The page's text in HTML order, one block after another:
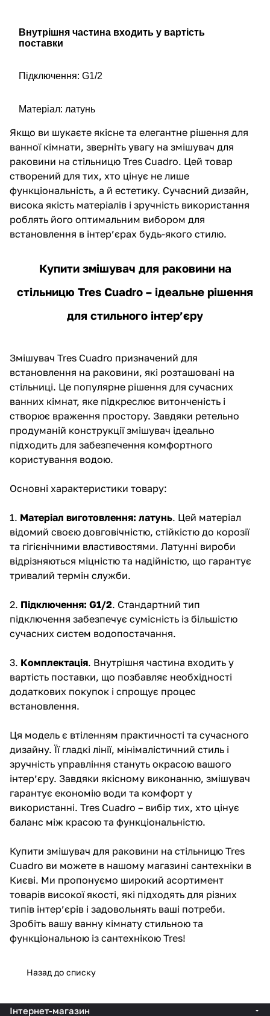
Внутрішня частина входить у вартість
поставки
Підключення: G1/2
Матеріал: латунь
Якщо ви шукаєте якісне та елегантне рішення для
ванної кімнати, зверніть увагу на змішувач для
раковини на стільницю Tres Cuadro. Цей товар
створений для тих, хто цінує не лише
функціональність, а й естетику. Сучасний дизайн,
висока якість матеріалів і зручність використання
роблять його оптимальним вибором для
встановлення в інтер’єрах будь-якого стилю.
Купити змішувач для раковини на
стільницю Tres Cuadro – ідеальне рішення
для стильного інтер’єру
Змішувач Tres Cuadro призначений для
встановлення на раковини, які розташовані на
стільниці. Це популярне рішення для сучасних
ванних кімнат, яке підкреслює витонченість і
створює враження простору. Завдяки ретельно
продуманій конструкції змішувач ідеально
підходить для забезпечення комфортного
користування водою.
Основні характеристики товару:
1. Матеріал виготовлення: латунь. Цей матеріал
відомий своєю довговічністю, стійкістю до корозії
та гігієнічними властивостями. Латунні вироби
відрізняються міцністю та надійністю, що гарантує
тривалий термін служби.
2. Підключення: G1/2. Стандартний тип
підключення забезпечує сумісність із більшістю
сучасних систем водопостачання.
3. Комплектація. Внутрішня частина входить у
вартість поставки, що позбавляє необхідності
додаткових покупок і спрощує процес
встановлення.
Ця модель є втіленням практичності та сучасного
дизайну. Її гладкі лінії, мінімалістичний стиль і
зручність управління стануть окрасою вашого
інтер’єру. Завдяки якісному виконанню, змішувач
гарантує економію води та комфорт у
використанні. Tres Cuadro – вибір тих, хто цінує
баланс між красою та функціональністю.
Купити змішувач для раковини на стільницю Tres
Cuadro ви можете в нашому магазині сантехніки в
Києві. Ми пропонуємо широкий асортимент
товарів високої якості, які підходять для різних
типів інтер’єрів і задовольнять ваші потреби.
Зробіть вашу ванну кімнату стильною та
функціональною із сантехнікою Tres!
Назад до списку
Інтернет-магазин